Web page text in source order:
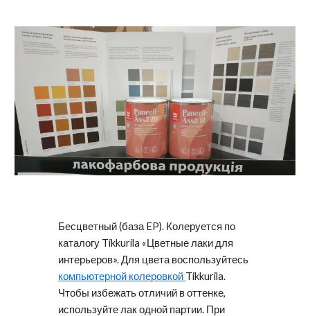
Бесцветный (база EP). Колеруется по
каталогу Tikkurila «Цветные лаки для
интерьеров». Для цвета воспользуйтесь
компьютерной колеровкой Tikkurila.
Чтобы избежать отличий в оттенке,
используйте лак одной партии. При